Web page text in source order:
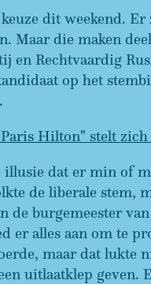
dit weekend.
Maar die maken
en Rechtvaardig
op het
Paris Hilton" stelt
illusie dat er min of
de liberale stem,
de burgemeester
er alles aan om te
maar dat lukte
uitlaatklep geven.